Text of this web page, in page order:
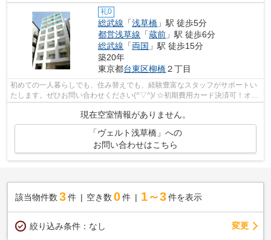
礼0
総武線 「浅草橋 」駅 徒歩5分
都営浅草線 「蔵前 」駅 徒歩6分
総武線 「両国 」駅 徒歩15分
築20年
東京都台東区柳橋２丁目
初めての一人暮らしでも、住み替えでも、経験豊富なスタッフがサポートい
たします。ぜひお問い合わせください(^▽^)/ ☆初期費用カード決済可！オン
ライン対応可能☆
現在空室情報がありません。
「ヴェルト浅草橋」への
お問い合わせはこちら
該当物件数 3件 空き数 0 件 1～3 件を表示
絞り込み条件： なし 変更